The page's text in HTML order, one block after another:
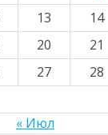
13 14
20 21
27 28
« Июл